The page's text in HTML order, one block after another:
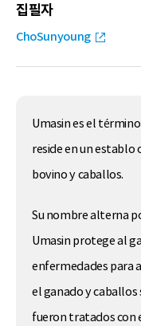
집필자
ChoSunyoung
Umasin es el
reside en un establo
bovino y caballos.
Su nombre alterna
Umasin protege al
enfermedades para
el ganado y caballos
fueron tratados con